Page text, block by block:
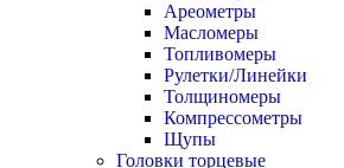
Ареометры
Масломеры
Топливомеры
Рулетки/Линейки
Толщиномеры
Компрессометры
Щупы
Головки торцевые